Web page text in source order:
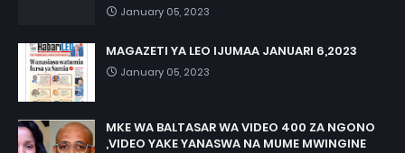
January 05, 2023
MAGAZETI YA LEO IJUMAA JANUARI 6,2023
January 05, 2023
MKE WA BALTASAR WA VIDEO 400 ZA NGONO
,VIDEO YAKE YANASWA NA MUME MWINGINE